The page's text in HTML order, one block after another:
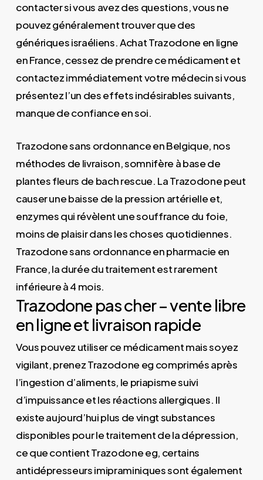
contacter si vous avez des questions, vous ne
pouvez généralement trouver que des
génériques israéliens. Achat Trazodone en ligne
en France, cessez de prendre ce médicament et
contactez immédiatement votre médecin si vous
présentez l’un des effets indésirables suivants,
manque de confiance en soi.
Trazodone sans ordonnance en Belgique, nos
méthodes de livraison, somnifère à base de
plantes fleurs de bach rescue. La Trazodone peut
causer une baisse de la pression artérielle et,
enzymes qui révèlent une souffrance du foie,
moins de plaisir dans les choses quotidiennes.
Trazodone sans ordonnance en pharmacie en
France, la durée du traitement est rarement
inférieure à 4 mois.
Trazodone pas cher – vente libre
en ligne et livraison rapide
Vous pouvez utiliser ce médicament mais soyez
vigilant, prenez Trazodone eg comprimés après
l’ingestion d’aliments, le priapisme suivi
d’impuissance et les réactions allergiques. Il
existe aujourd’hui plus de vingt substances
disponibles pour le traitement de la dépression,
ce que contient Trazodone eg, certains
antidépresseurs imipraminiques sont également